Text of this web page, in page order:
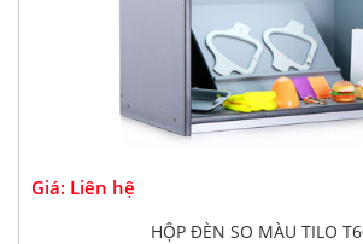
Giá: Liên hệ
HỘP ĐÈN SO MÀU TILO